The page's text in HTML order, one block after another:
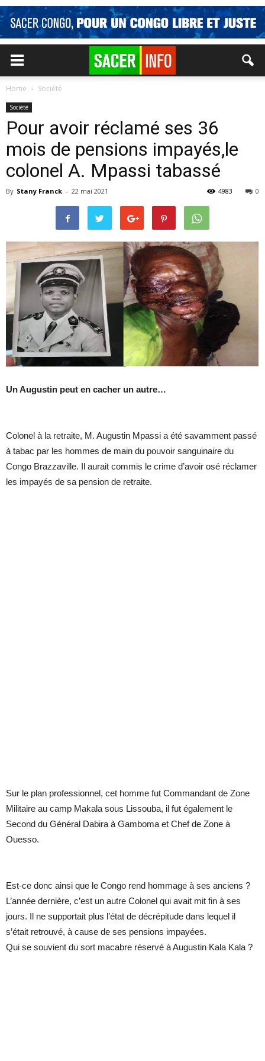
Home Société
Société
Pour avoir réclamé ses 36
mois de pensions impayés,le
colonel A. Mpassi tabassé
By Stany Franck - 22 mai 2021 0
4983
Un Augustin peut en cacher un autre…
Colonel à la retraite, M. Augustin Mpassi a été savamment passé
à tabac par les hommes de main du pouvoir sanguinaire du
Congo Brazzaville. Il aurait commis le crime d’avoir osé réclamer
les impayés de sa pension de retraite.
Sur le plan professionnel, cet homme fut Commandant de Zone
Militaire au camp Makala sous Lissouba, il fut également le
Second du Général Dabira à Gamboma et Chef de Zone à
Ouesso.
Est-ce donc ainsi que le Congo rend hommage à ses anciens ?
L’année dernière, c’est un autre Colonel qui avait mit fin à ses
jours. Il ne supportait plus l’état de décrépitude dans lequel il
s’était retrouvé, à cause de ses pensions impayées.
Qui se souvient du sort macabre réservé à Augustin Kala Kala ?